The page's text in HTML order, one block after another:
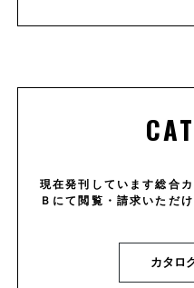
現在発刊しています総合
Ｂにて閲覧・請求いただけ
カタロ